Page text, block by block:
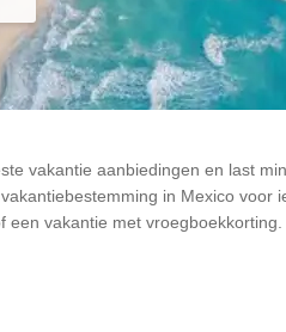
vakantie aanbiedingen en last
in Mexico voor
vakantie met